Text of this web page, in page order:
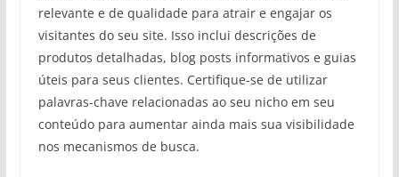
relevante e de qualidade para atrair e engajar os
visitantes do seu site. Isso inclui descrições de
produtos detalhadas, blog posts informativos e guias
úteis para seus clientes. Certifique-se de utilizar
palavras-chave relacionadas ao seu nicho em seu
conteúdo para aumentar ainda mais sua visibilidade
nos mecanismos de busca.